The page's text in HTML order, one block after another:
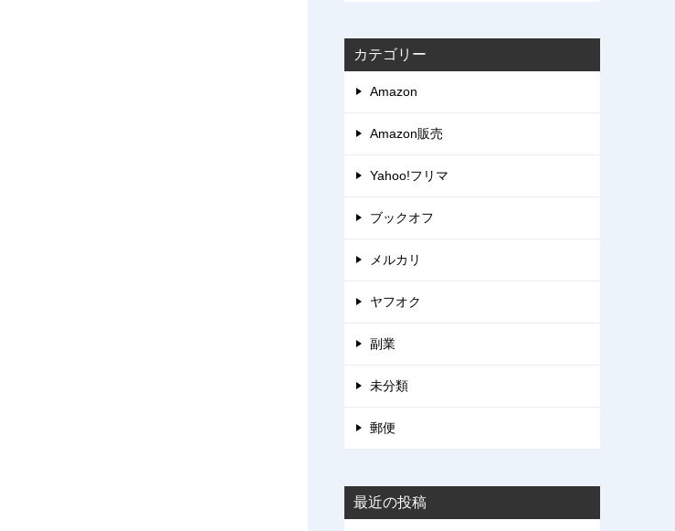
カテゴリー
Amazon
Amazon販売
Yahoo!フリマ
ブックオフ
メルカリ
ヤフオク
副業
未分類
郵便
最近の投稿